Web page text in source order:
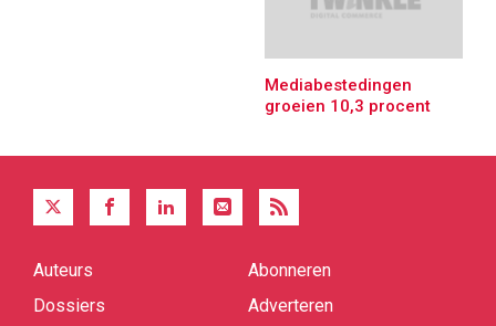
Mediabestedingen
groeien 10,3 procent
Quick
Auteurs
Dossiers
Abonneren
Adverteren